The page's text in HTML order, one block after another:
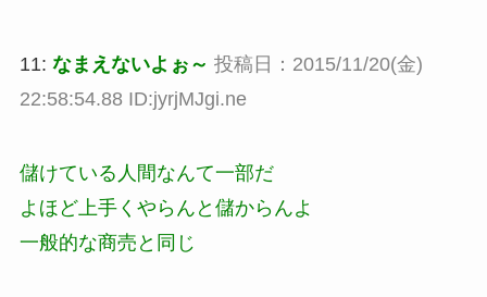
11: なまえないよぉ～ 投稿日：2015/11/20(金)
22:58:54.88 ID:jyrjMJgi.ne
儲けている人間なんて一部だ
よほど上手くやらんと儲からんよ
一般的な商売と同じ